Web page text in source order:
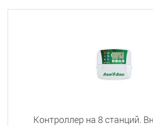
Контроллер на 8 станций.